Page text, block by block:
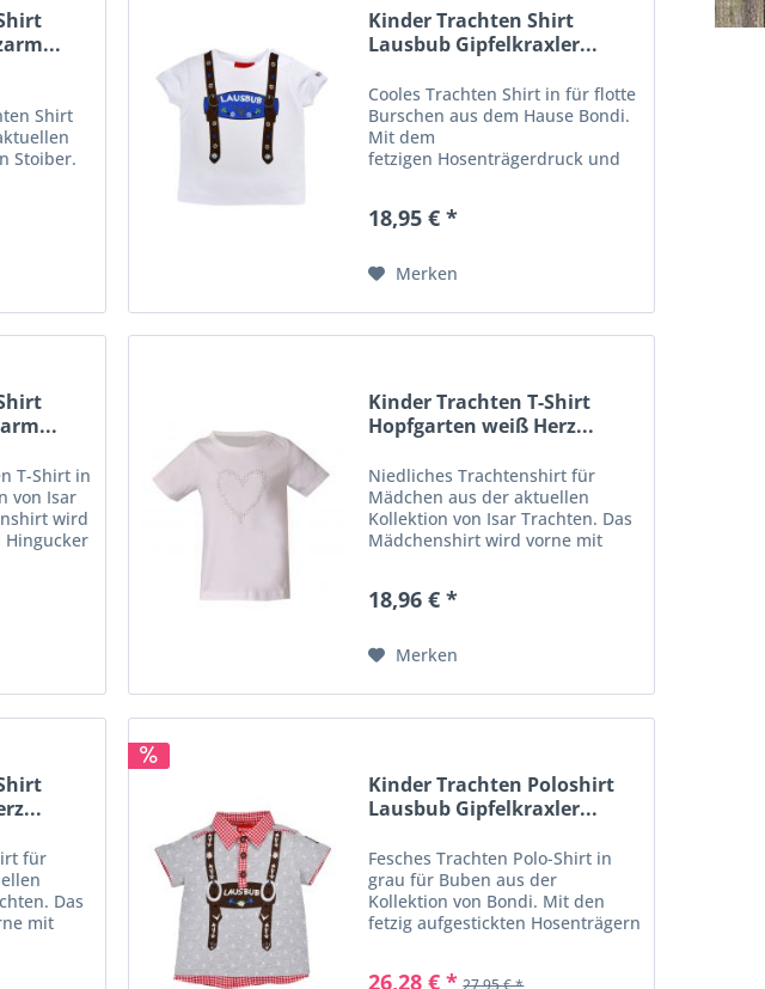
Shirt
Stoiber.
Kinder Trachten Shirt
Lausbub Gipfelkraxler...
Cooles Trachten Shirt in für flotte
Burschen aus dem Hause Bondi.
Mit dem
fetzigen Hosenträgerdruck und
Sicherheit der Hingucker auf
die hochwertige Jerseyware...
18,95 € *
Merken
T-Shirt in
von Isar
wird
Hingucker
ist
Kinder Trachten T-Shirt
Hopfgarten weiß Herz...
Niedliches Trachtenshirt für
Mädchen aus der aktuellen
Kollektion von Isar Trachten. Das
Mädchenshirt wird vorne mit
kombinierbar zur Jeans,
wurde...
18,96 € *
Merken
für
Das
mit
Kinder Trachten Poloshirt
Lausbub Gipfelkraxler...
Fesches Trachten Polo-Shirt in
grau für Buben aus der
Kollektion von Bondi. Mit den
fetzig aufgestickten Hosenträgern
26,28 € * 27,95 € *